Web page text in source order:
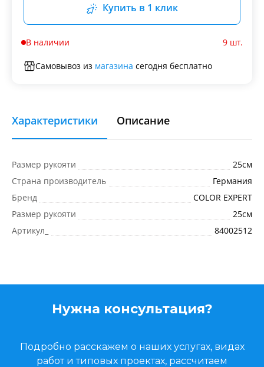
Купить в 1 клик
В наличии 9 шт.
Самовывоз из магазина сегодня бесплатно
Характеристики Описание
Размер рукояти
25см
Страна производитель
Германия
Бренд
COLOR EXPERT
Размер рукояти
25см
Артикул_
84002512
Нужна консультация?
Подробно расскажем о наших услугах, видах
работ и типовых проектах, рассчитаем